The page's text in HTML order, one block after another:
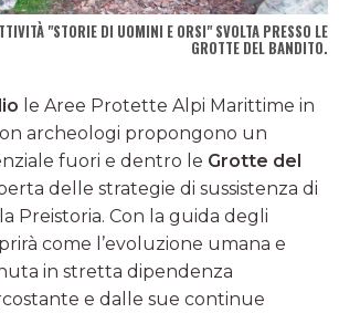
"STORIE DI UOMINI E ORSI" SVOLTA PRESSO LE
GROTTE DEL BANDITO.
le Aree Protette Alpi Marittime in
archeologi propongono un
fuori e dentro le Grotte del
delle strategie di sussistenza di
Preistoria. Con la guida degli
come l’evoluzione umana e
in stretta dipendenza
e dalle sue continue